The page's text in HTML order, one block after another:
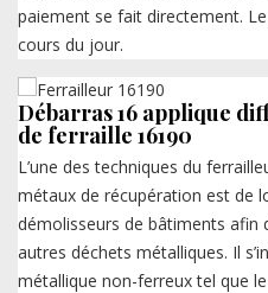
paiement se fait directement.
cours du jour.
Débarras 16 applique
de ferraille 16190
L’une des techniques du
métaux de récupération est de
démolisseurs de bâtiments afin
autres déchets métalliques. Il
métallique non-ferreux tel que